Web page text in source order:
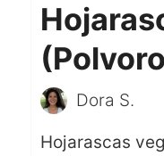
Dora S.
Hojarascas